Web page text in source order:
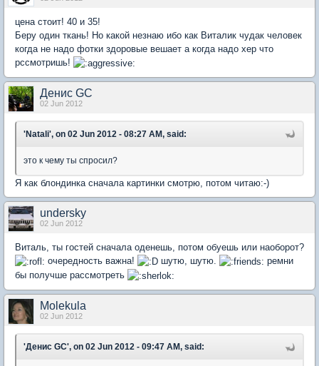
цена стоит! 40 и 35!
Беру один ткань! Но какой незнаю ибо как Виталик чудак человек
когда не надо фотки здоровые вешает а когда надо хер что
рссмотришь!
Денис GC
02 Jun 2012
'Natali', on 02 Jun 2012 - 08:27 AM, said:
это к чему ты спросил?
Я как блондинка сначала картинки смотрю, потом читаю:-)
undersky
02 Jun 2012
Виталь, ты гостей сначала оденешь, потом обуешь или наоборот?
очередность важна!
шутю, шутю.
ремни
бы получше рассмотреть
Molekula
02 Jun 2012
'Денис GC', on 02 Jun 2012 - 09:47 AM, said: